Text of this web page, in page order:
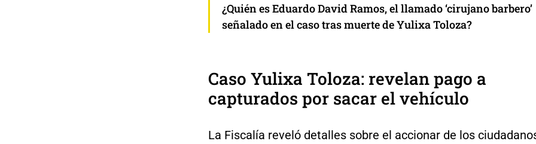
¿Quién es Eduardo David Ramos, el llamado ‘cirujano barbero’
señalado en el caso tras muerte de Yulixa Toloza?
Caso Yulixa Toloza: revelan pago a
capturados por sacar el vehículo
La Fiscalía reveló detalles sobre el accionar de los